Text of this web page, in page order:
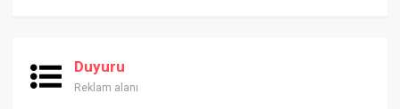
Duyuru
Reklam alanı